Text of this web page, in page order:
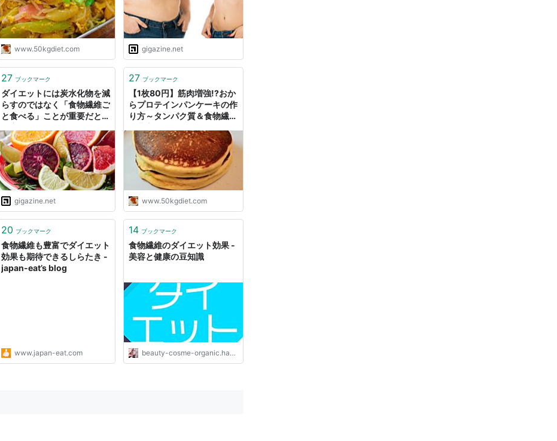
www.50kgdiet.com gigazine.net
27 ブックマーク
ダイエットには炭水化物を減
らすのではなく「食物繊維ご
と食べる」ことが重要だと専
gigazine.net
27 ブックマーク
【1枚80円】筋肉増強!?おか
らプロテインパンケーキの作
り方～タンパク質＆食物繊維
ダイエットした港区芝浦IT社
長ブログ
www.50kgdiet.com
20 ブックマーク
食物繊維も豊富でダイエット
効果も期待できるしらたき -
japan-eat’s blog
www.japan-eat.com
14 ブックマーク
食物繊維のダイエット効果 -
美容と健康の豆知識
beauty-cosme-organic.hatenablog.com